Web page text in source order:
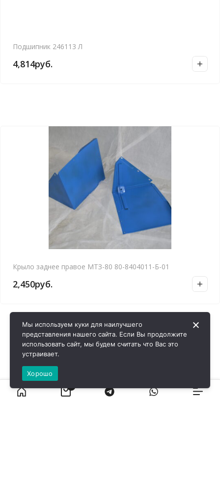
Подшипник 246113 Л
4,814руб.
Крыло заднее правое МТЗ-80 80-8404011-Б-01
2,450руб.
Мы используем куки для наилучшего
представления нашего сайта. Если Вы продолжите
использовать сайт, мы будем считать что Вас это
устраивает.
Хорошо